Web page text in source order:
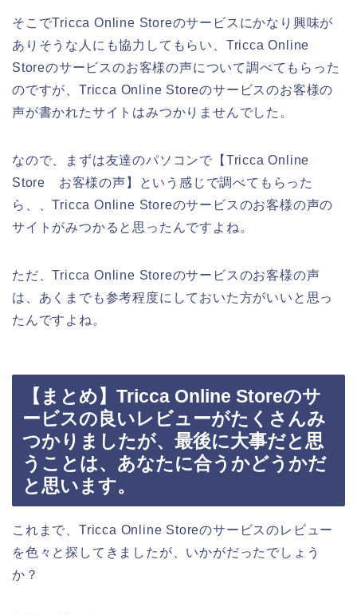
そこでTricca Online Storeのサービスにかなり興味が
ありそうな人にも協力してもらい、Tricca Online
Storeのサービスのお客様の声について調べてもらった
のですが、Tricca Online Storeのサービスのお客様の
声が書かれたサイトはみつかりませんでした。
なので、まずは友達のパソコンで【Tricca Online
Store お客様の声】という感じで調べてもらった
ら、、Tricca Online Storeのサービスのお客様の声の
サイトがみつかると思ったんですよね。
ただ、Tricca Online Storeのサービスのお客様の声
は、あくまでも参考程度にしておいた方がいいと思っ
たんですよね。
【まとめ】Tricca Online Storeのサ
ービスの良いレビューがたくさんみ
つかりましたが、最後に大事だと思
うことは、あなたに合うかどうかだ
と思います。
これまで、Tricca Online Storeのサービスのレビュー
を色々と探してきましたが、いかがだったでしょう
か？